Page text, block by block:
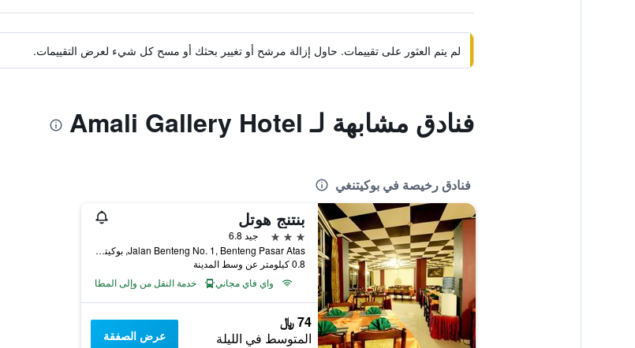
لم يتم العثور على تقييمات. حاول إزالة مرشح أو تغيير بحثك أو مسح كل شيء لعرض التقييمات.
فنادق مشابهة لـ Amali Gallery Hotel
فنادق رخيصة في بوكيتنغي
بنتنج هوتل
3 نجوم
جيد 6.8
Jalan Benteng No. 1, Benteng Pasar Atas, بوكيتنغي, إندونيسيا
0.8 كيلومتر عن وسط المدينة
واي فاي مجاني
خدمة النقل من وإلى المطار
74 ﷼
المتوسط في الليلة عرض الصفقة